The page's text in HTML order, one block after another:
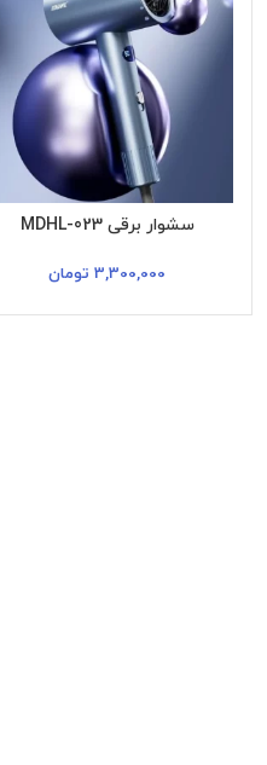
سشوار برقی MDHL-023
3,300,000 تومان